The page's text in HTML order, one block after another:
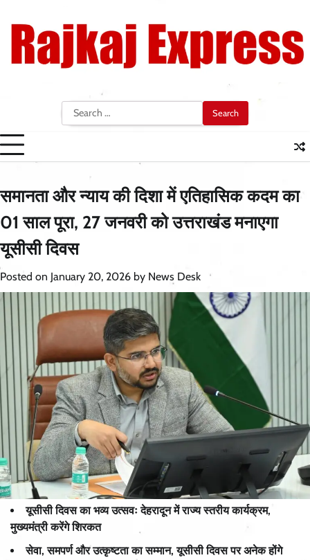
content
Search
for:
समानता और न्याय की दिशा में एतिहासिक कदम का
01 साल पूरा, 27 जनवरी को उत्तराखंड मनाएगा
यूसीसी दिवस
Posted on January 20, 2026 by News Desk
यूसीसी दिवस का भव्य उत्सवः देहरादून में राज्य स्तरीय कार्यक्रम,
मुख्यमंत्री करेंगे शिरकत
सेवा, समपर्ण और उत्कृष्टता का सम्मान, यूसीसी दिवस पर अनेक होंगे